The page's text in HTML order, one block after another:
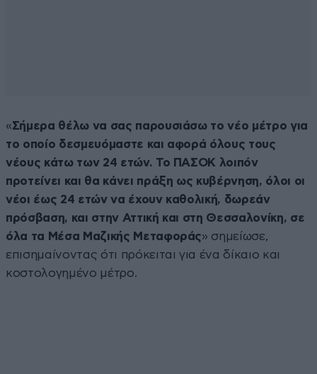
«Σήμερα θέλω να σας παρουσιάσω το νέο μέτρο για
το οποίο δεσμευόμαστε και αφορά όλους τους
νέους κάτω των 24 ετών. To ΠΑΣΟΚ λοιπόν
προτείνει και θα κάνει πράξη ως κυβέρνηση, όλοι οι
νέοι έως 24 ετών να έχουν καθολική, δωρεάν
πρόσβαση, και στην Αττική και στη Θεσσαλονίκη, σε
όλα τα Μέσα Μαζικής Μεταφοράς» σημείωσε,
επισημαίνοντας ότι πρόκειται για ένα δίκαιο και
κοστολογημένο μέτρο.